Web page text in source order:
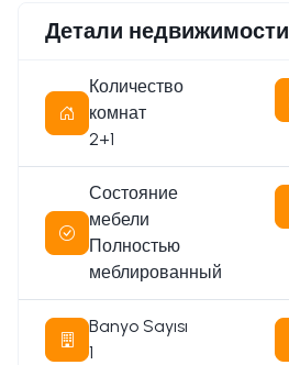
информации
Детали недвижимости
Количество
комнат
2+1
Состояние
мебели
Полностью
меблированный
Banyo Sayısı
1